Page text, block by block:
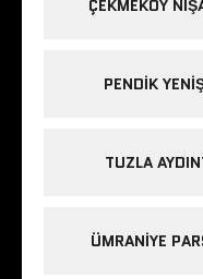
ÇEKMEKÖY
PENDIK
TUZLA
ÜMRANIYE